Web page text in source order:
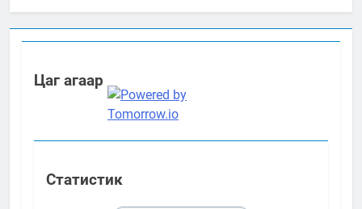
ажиллагааны жилийн төлөвлөгөө
Цаг агаар
Статистик